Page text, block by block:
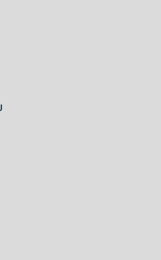
งโตนด
ล้านบาท
(พ.ศ. 2570–
ล้าน
พื้นที่